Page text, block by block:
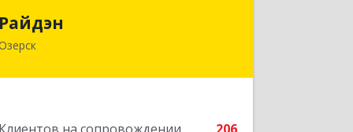
Райдэн
456783, Челябинская обл, Озерск г,